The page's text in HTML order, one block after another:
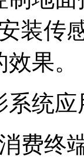
装传
果。
系统
费终